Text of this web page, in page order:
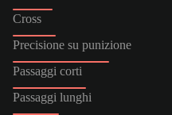
Cross
Precisione su punizione
Passaggi corti
Passaggi lunghi